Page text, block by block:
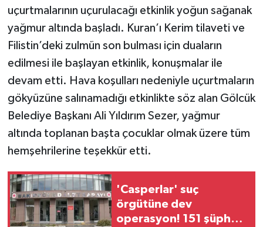
uçurtmalarının uçurulacağı etkinlik yoğun sağanak
yağmur altında başladı. Kuran’ı Kerim tilaveti ve
Filistin’deki zulmün son bulması için duaların
edilmesi ile başlayan etkinlik, konuşmalar ile
devam etti. Hava koşulları nedeniyle uçurtmaların
gökyüzüne salınamadığı etkinlikte söz alan Gölcük
Belediye Başkanı Ali Yıldırım Sezer, yağmur
altında toplanan başta çocuklar olmak üzere tüm
hemşehrilerine teşekkür etti.
'Casperlar' suç
örgütüne dev
operasyon! 151 şüpheli